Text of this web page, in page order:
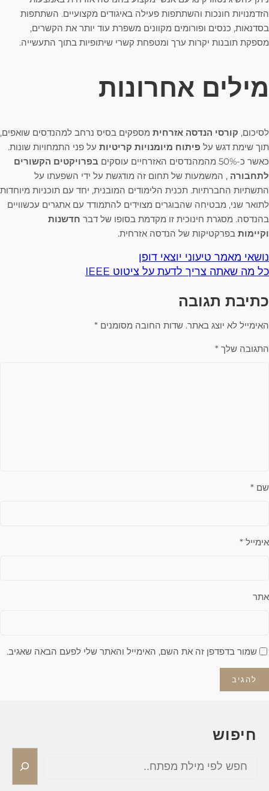
הזדמנויות חונכות והשתתפות פעילה באיגודים מקצועיים. השתתפות
בסדנאות, כנסים ופורומים מקוונים משפרת עוד יותר את הקשרים,
מספקת תובנות יקרות ערך ומטפחת קשרי שיתופיות בתוך התעשייה.
מילים אחרונות
לסיכום, קורסי הנדסה אזרחית מספקים בסיס נרחב למהנדסים שואפים,
תוך שימת דגש על פיתוח מיומנויות קריטיות על פני התמחויות שונות.
כאשר כ-50% מהמהנדסים האזרחיים עוסקים
בפרויקטים הקשורים
לתחבורה , המשמעות של תחום זה מודגשת על ידי השפעתו על
התשתיות החברתיות. תכנית הלימודים המובנית, יחד עם תוכניות מיוחדות
לתואר שני, מבטיחה שהבוגרים מצוידים להתמודד עם אתגרים עכשוויים
בהנדסה. מסגרת חינוכית זו מקדמת בסופו של דבר חדשנות
וקיימות בפרקטיקות של הנדסה אזרחית.
נושאי מאמר טיעוני יוצאי דופן
כל מה שאתה צריך לדעת על ציטוט IEEE
כתיבת תגובה
האימייל לא יוצג באתר. שדות החובה מסומנים *
התגובה שלך *
שם *
אימייל *
אתר
שמור בדפדפן זה את השם, האימייל והאתר שלי לפעם הבאה שאגיב.
חיפוש